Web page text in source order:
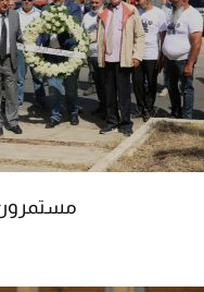
مستمرون